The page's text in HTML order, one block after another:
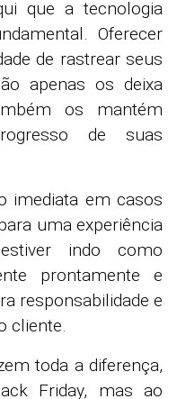
que a tecnologia
Oferecer
de rastrear seus
apenas os deixa
os mantém
de suas
imediata em casos
uma experiência
indo como
prontamente e
responsabilidade e
cliente.
toda a diferença,
Friday, mas ao